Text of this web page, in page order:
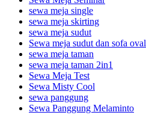
sewa meja single
sewa meja skirting
sewa meja sudut
Sewa meja sudut dan sofa oval
sewa meja taman
sewa meja taman 2in1
Sewa Meja Test
Sewa Misty Cool
sewa panggung
Sewa Panggung Melaminto